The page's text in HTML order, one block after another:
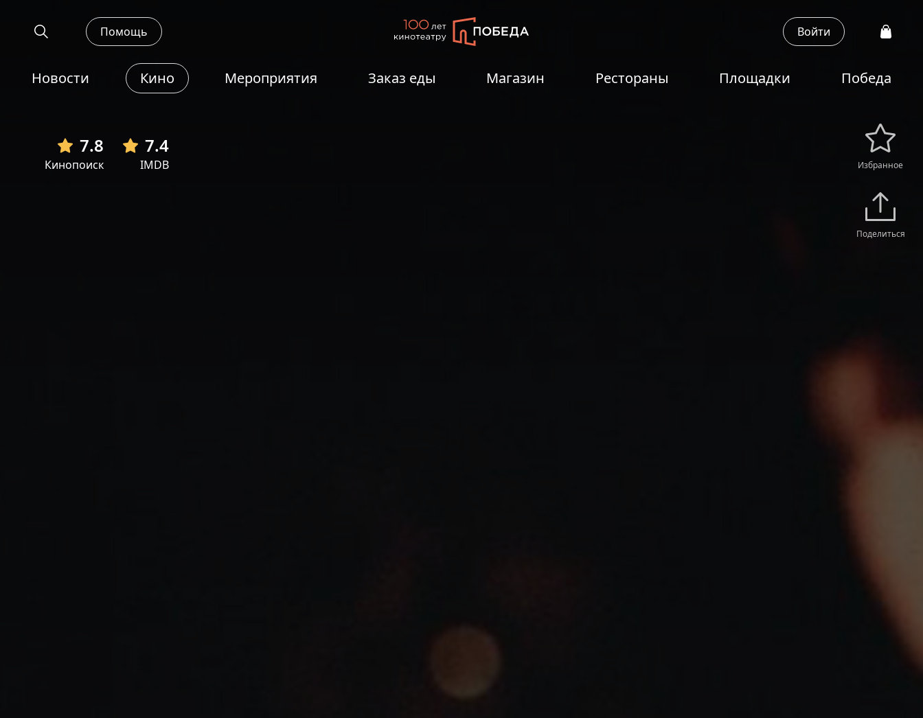
Помощь Войти
Новости Кино Мероприятия Заказ еды Магазин Рестораны Площадки Победа
7.8
Кинопоиск
7.4
IMDB Избранное
Поделиться